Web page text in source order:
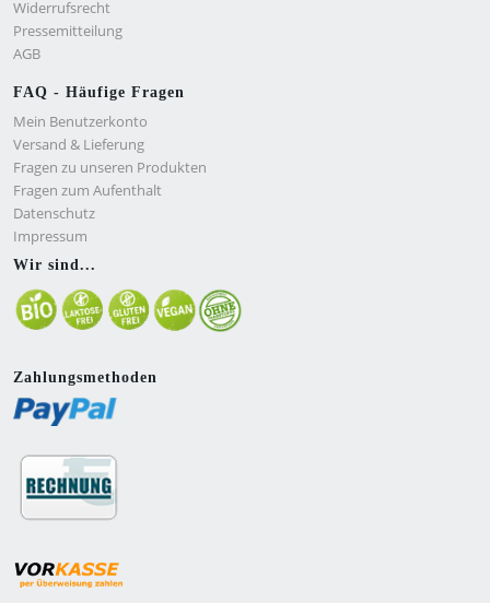
Widerrufsrecht
Pressemitteilung
AGB
FAQ - Häufige Fragen
Mein Benutzerkonto
Versand & Lieferung
Fragen zu unseren Produkten
Fragen zum Aufenthalt
Datenschutz
Impressum
Wir sind...
Zahlungsmethoden